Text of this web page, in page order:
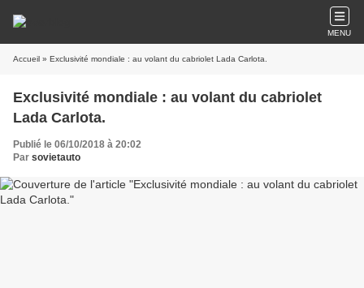
MENU
Accueil » Exclusivité mondiale : au volant du cabriolet Lada Carlota.
Exclusivité mondiale : au volant du cabriolet
Lada Carlota.
Publié le 06/10/2018 à 20:02
Par sovietauto